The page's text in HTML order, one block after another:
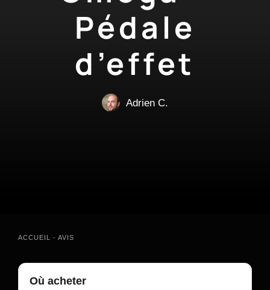
Pédale
d’effet
Adrien C.
ACCUEIL - AVIS
Où acheter